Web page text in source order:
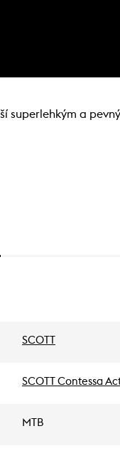
superlehkým a
SCOTT
SCOTT Contessa
MTB